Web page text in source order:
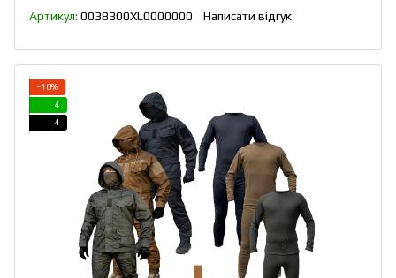
Артикул: 0038300XL0000000 Написати відгук
−10%
4
4